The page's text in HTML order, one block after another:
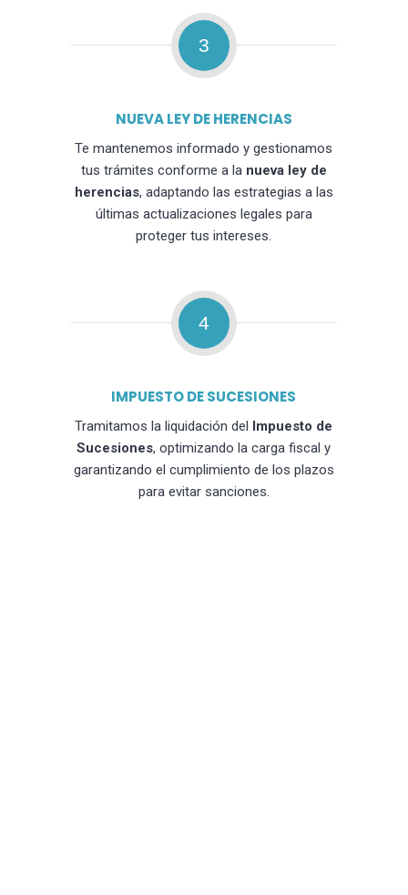
3
NUEVA LEY DE HERENCIAS
Te mantenemos informado y gestionamos
tus trámites conforme a la nueva ley de
herencias, adaptando las estrategias a las
últimas actualizaciones legales para
proteger tus intereses.
4
IMPUESTO DE SUCESIONES
Tramitamos la liquidación del Impuesto de
Sucesiones, optimizando la carga fiscal y
garantizando el cumplimiento de los plazos
para evitar sanciones.